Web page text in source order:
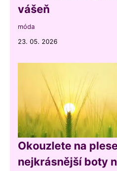
vášeň
móda
23. 05. 2026
Okouzlete na
nejkrásnější boty